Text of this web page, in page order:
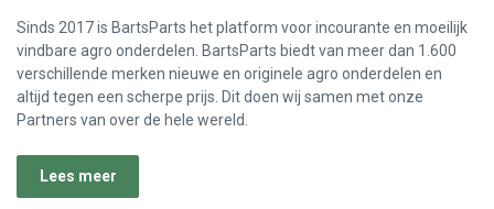
Sinds 2017 is BartsParts het platform voor incourante en moeilijk
vindbare agro onderdelen. BartsParts biedt van meer dan 1.600
verschillende merken nieuwe en originele agro onderdelen en
altijd tegen een scherpe prijs. Dit doen wij samen met onze
Partners van over de hele wereld.
Lees meer